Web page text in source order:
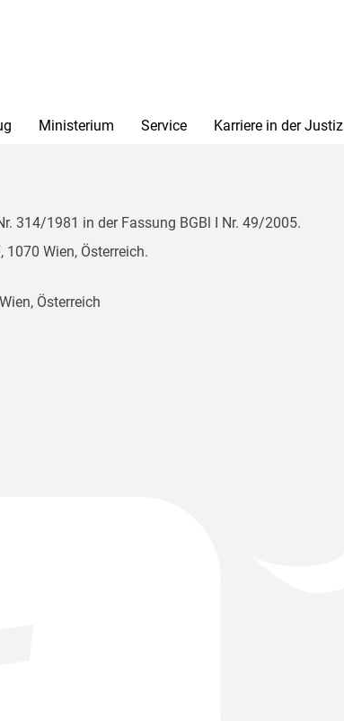
Ministerium Service Karriere in der Justiz
314/1981 in der Fassung BGBl I Nr. 49/2005.
Wien, Österreich.
Österreich